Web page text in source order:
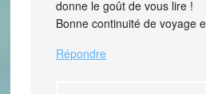
donne le goût de vous lire !
Bonne continuité de voyage
Répondre